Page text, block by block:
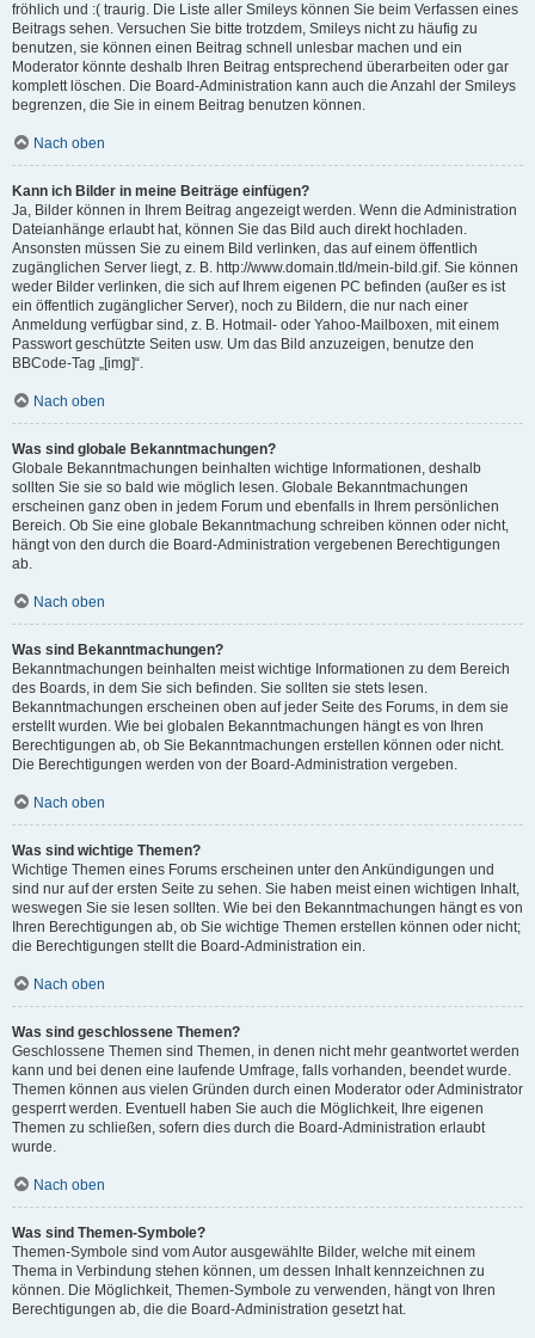
fröhlich und :( traurig. Die Liste aller Smileys können Sie beim Verfassen eines
Beitrags sehen. Versuchen Sie bitte trotzdem, Smileys nicht zu häufig zu
benutzen, sie können einen Beitrag schnell unlesbar machen und ein
Moderator könnte deshalb Ihren Beitrag entsprechend überarbeiten oder gar
komplett löschen. Die Board-Administration kann auch die Anzahl der Smileys
begrenzen, die Sie in einem Beitrag benutzen können.
Nach oben
Kann ich Bilder in meine Beiträge einfügen?
Ja, Bilder können in Ihrem Beitrag angezeigt werden. Wenn die Administration
Dateianhänge erlaubt hat, können Sie das Bild auch direkt hochladen.
Ansonsten müssen Sie zu einem Bild verlinken, das auf einem öffentlich
zugänglichen Server liegt, z. B. http://www.domain.tld/mein-bild.gif. Sie können
weder Bilder verlinken, die sich auf Ihrem eigenen PC befinden (außer es ist
ein öffentlich zugänglicher Server), noch zu Bildern, die nur nach einer
Anmeldung verfügbar sind, z. B. Hotmail- oder Yahoo-Mailboxen, mit einem
Passwort geschützte Seiten usw. Um das Bild anzuzeigen, benutze den
BBCode-Tag „[img]“.
Nach oben
Was sind globale Bekanntmachungen?
Globale Bekanntmachungen beinhalten wichtige Informationen, deshalb
sollten Sie sie so bald wie möglich lesen. Globale Bekanntmachungen
erscheinen ganz oben in jedem Forum und ebenfalls in Ihrem persönlichen
Bereich. Ob Sie eine globale Bekanntmachung schreiben können oder nicht,
hängt von den durch die Board-Administration vergebenen Berechtigungen
ab.
Nach oben
Was sind Bekanntmachungen?
Bekanntmachungen beinhalten meist wichtige Informationen zu dem Bereich
des Boards, in dem Sie sich befinden. Sie sollten sie stets lesen.
Bekanntmachungen erscheinen oben auf jeder Seite des Forums, in dem sie
erstellt wurden. Wie bei globalen Bekanntmachungen hängt es von Ihren
Berechtigungen ab, ob Sie Bekanntmachungen erstellen können oder nicht.
Die Berechtigungen werden von der Board-Administration vergeben.
Nach oben
Was sind wichtige Themen?
Wichtige Themen eines Forums erscheinen unter den Ankündigungen und
sind nur auf der ersten Seite zu sehen. Sie haben meist einen wichtigen Inhalt,
weswegen Sie sie lesen sollten. Wie bei den Bekanntmachungen hängt es von
Ihren Berechtigungen ab, ob Sie wichtige Themen erstellen können oder nicht;
die Berechtigungen stellt die Board-Administration ein.
Nach oben
Was sind geschlossene Themen?
Geschlossene Themen sind Themen, in denen nicht mehr geantwortet werden
kann und bei denen eine laufende Umfrage, falls vorhanden, beendet wurde.
Themen können aus vielen Gründen durch einen Moderator oder Administrator
gesperrt werden. Eventuell haben Sie auch die Möglichkeit, Ihre eigenen
Themen zu schließen, sofern dies durch die Board-Administration erlaubt
wurde.
Nach oben
Was sind Themen-Symbole?
Themen-Symbole sind vom Autor ausgewählte Bilder, welche mit einem
Thema in Verbindung stehen können, um dessen Inhalt kennzeichnen zu
können. Die Möglichkeit, Themen-Symbole zu verwenden, hängt von Ihren
Berechtigungen ab, die die Board-Administration gesetzt hat.